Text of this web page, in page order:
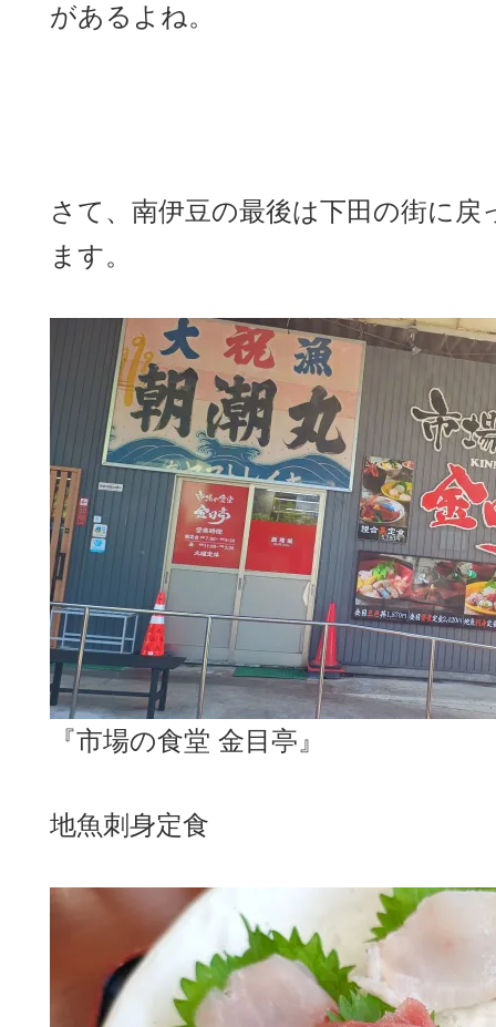
があるよね。
さて、南伊豆の最後は下田の街に
ます。
『市場の食堂 金目亭』
地魚刺身定食